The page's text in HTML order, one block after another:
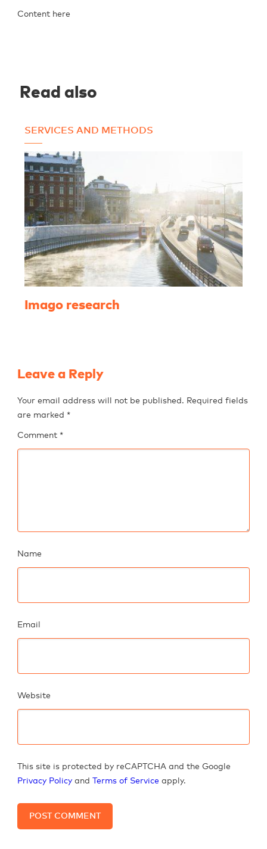
Content here
Read also
SERVICES AND METHODS
Imago research
Leave a Reply
Your email address will not be published. Required fields
are marked *
Comment *
Name
Email
Website
This site is protected by reCAPTCHA and the Google
Privacy Policy andTerms of Service apply.